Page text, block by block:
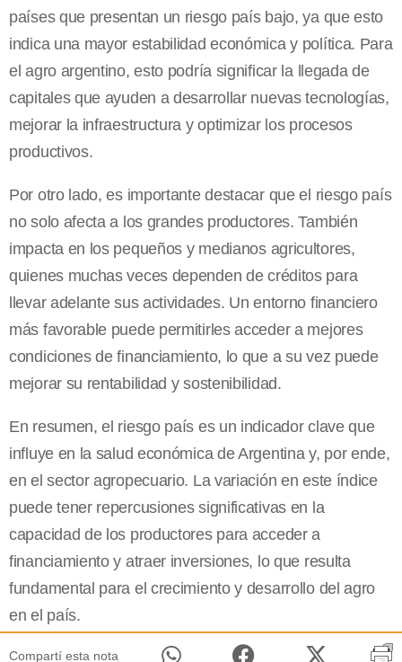
países que presentan un riesgo país bajo, ya que esto
indica una mayor estabilidad económica y política. Para
el agro argentino, esto podría significar la llegada de
capitales que ayuden a desarrollar nuevas tecnologías,
mejorar la infraestructura y optimizar los procesos
productivos.
Por otro lado, es importante destacar que el riesgo país
no solo afecta a los grandes productores. También
impacta en los pequeños y medianos agricultores,
quienes muchas veces dependen de créditos para
llevar adelante sus actividades. Un entorno financiero
más favorable puede permitirles acceder a mejores
condiciones de financiamiento, lo que a su vez puede
mejorar su rentabilidad y sostenibilidad.
En resumen, el riesgo país es un indicador clave que
influye en la salud económica de Argentina y, por ende,
en el sector agropecuario. La variación en este índice
puede tener repercusiones significativas en la
capacidad de los productores para acceder a
financiamiento y atraer inversiones, lo que resulta
fundamental para el crecimiento y desarrollo del agro
en el país.
Compartí esta nota